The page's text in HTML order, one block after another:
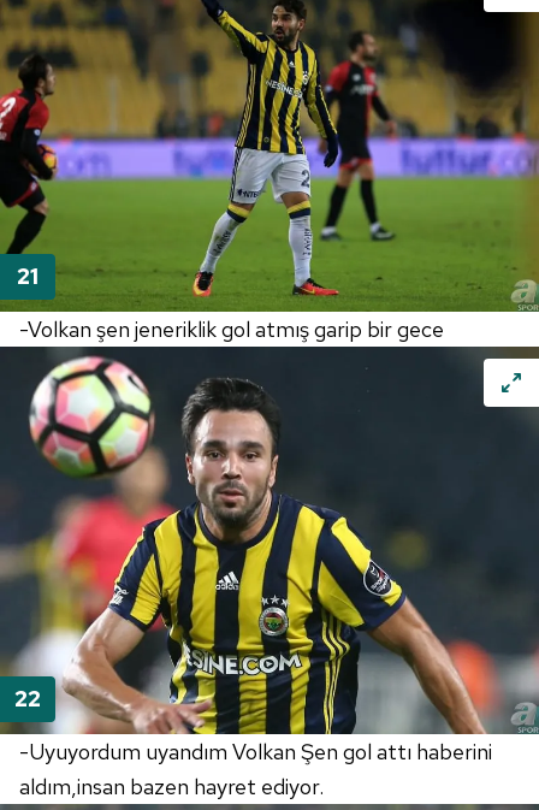
-Volkan şen jeneriklik gol atmış garip bir gece
-Uyuyordum uyandım Volkan Şen gol attı haberini
aldım,insan bazen hayret ediyor.